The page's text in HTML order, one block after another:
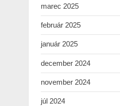
marec 2025
február 2025
január 2025
december 2024
november 2024
júl 2024